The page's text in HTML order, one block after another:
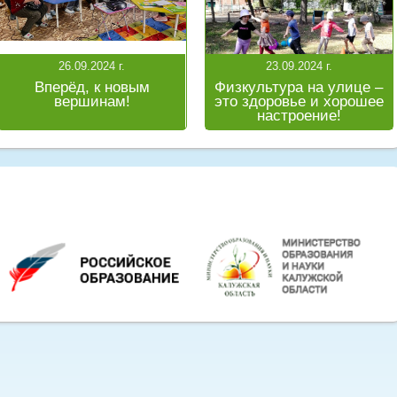
26.09.2024 г.
Вперёд, к новым
вершинам!
23.09.2024 г.
Физкультура на улице –
это здоровье и хорошее
настроение!